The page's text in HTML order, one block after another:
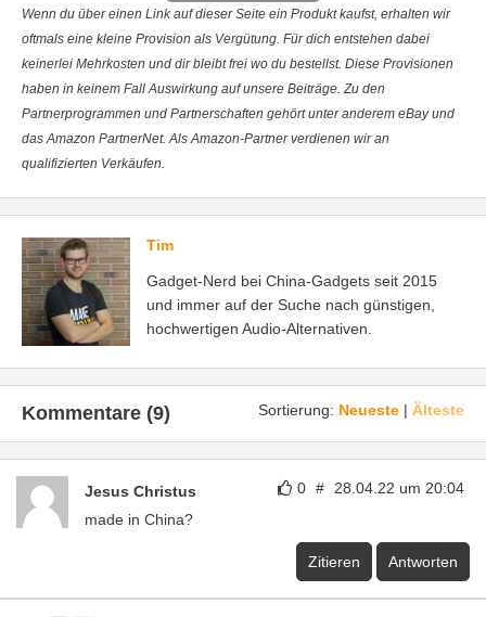
Wenn du über einen Link auf dieser Seite ein Produkt kaufst, erhalten wir
oftmals eine kleine Provision als Vergütung. Für dich entstehen dabei
keinerlei Mehrkosten und dir bleibt frei wo du bestellst. Diese Provisionen
haben in keinem Fall Auswirkung auf unsere Beiträge. Zu den
Partnerprogrammen und Partnerschaften gehört unter anderem eBay und
das Amazon PartnerNet. Als Amazon-Partner verdienen wir an
qualifizierten Verkäufen.
Tim
Gadget-Nerd bei China-Gadgets seit 2015
und immer auf der Suche nach günstigen,
hochwertigen Audio-Alternativen.
Sortierung: Neueste | Älteste
Kommentare (9)
0 # 28.04.22 um 20:04
Jesus Christus
made in China?
Zitieren Antworten